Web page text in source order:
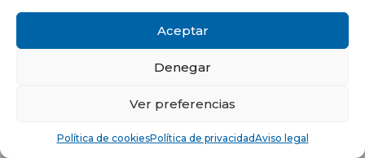
Aceptar
Denegar
Ver preferencias
Política de cookiesPolítica de privacidadAviso legal
Acepto recibir comunicaciones electrónicas informativas de Quilinox S.L. de
C/ Louis Pasteur, 4 - Parque Tecnológico de Valencia -
© Copyright 2021 -Aviso legal-Política de privacidad-Política